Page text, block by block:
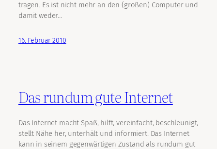
tragen. Es ist nicht mehr an den (großen) Computer und
damit weder…
16. Februar 2010
Das rundum gute Internet
Das Internet macht Spaß, hilft, vereinfacht, beschleunigt,
stellt Nähe her, unterhält und informiert. Das Internet
kann in seinem gegenwärtigen Zustand als rundum gut